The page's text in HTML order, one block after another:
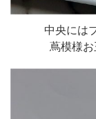
中央には
蔦模様